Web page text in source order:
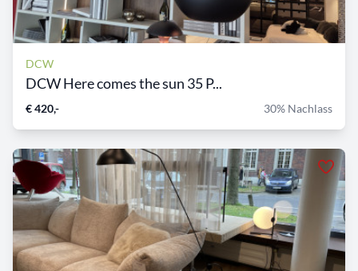
DCW
DCW Here comes the sun 35 P...
€ 420,- 30% Nachlass